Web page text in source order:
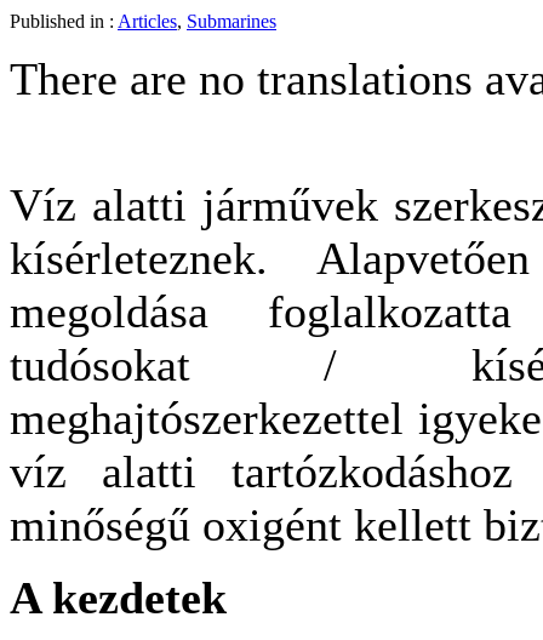
Published in : Articles, Submarines
There are no translations
Víz alatti járművek
kísérleteznek.
megoldása
tudósokat /
meghajtószerkezettel
víz alatti tartózkodáshoz
minőségű oxigént kellett
A kezdetek